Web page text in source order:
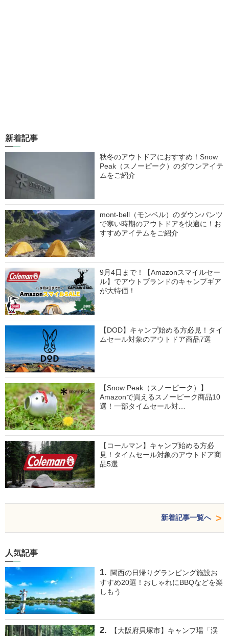
新着記事
秋冬のアウトドアにおすすめ！Snow
Peak（スノーピーク）のダウンアイテ
ムをご紹介
mont-bell（モンベル）のダウンパンツ
で寒い時期のアウトドアを快適に！お
すすめアイテムをご紹介
9月4日まで！【Amazonスマイルセー
ル】でアウトブランドのキャンプギア
が大特価！
【DOD】キャンプ始める方必見！タイ
ムセール対象のアウトドア商品7選
【Snow Peak（スノーピーク）】
Amazonで買えるスノーピーク商品10
選！一部タイムセール対…
【コールマン】キャンプ始める方必
見！タイムセール対象のアウトドア商
品5選
新着記事一覧へ
人気記事
関西の日帰りグランピング施設お
すすめ20選！おしゃれにBBQなどを楽
しもう
【大阪府貝塚市】キャンプ場「渓